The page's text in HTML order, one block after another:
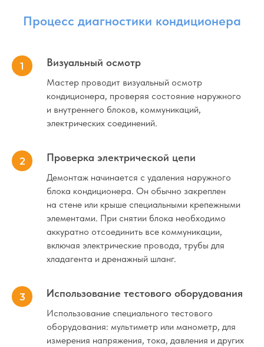
Визуальный осмотр
Мастер проводит визуальный осмотр
кондиционера, проверяя состояние наружного
и внутреннего блоков, коммуникаций,
электрических соединений.
Проверка электрической цепи
Демонтаж начинается с удаления наружного
блока кондиционера. Он обычно закреплен
на стене или крыше специальными крепежными
элементами. При снятии блока необходимо
аккуратно отсоединить все коммуникации,
включая электрические провода, трубы для
хладагента и дренажный шланг.
Использование тестового оборудования
Использование специального тестового
оборудования: мультиметр или манометр, для
измерения напряжения, тока, давления и других
12 BTU
18BTU
Заправка, дозаправка
Обслуживание, чистка, ТО
Ремонт
Диагностика
Нестандартный монтаж